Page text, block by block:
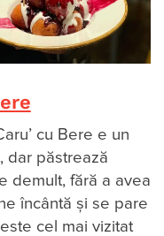
cu Bere e un
dar păstrează
demult, fără a avea
încântă şi se pare
cel mai vizitat